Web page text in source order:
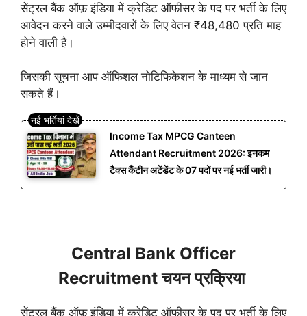
सेंट्रल बैंक ऑफ़ इंडिया में क्रेडिट ऑफीसर के पद पर भर्ती के लिए
आवेदन करने वाले उम्मीदवारों के लिए वेतन ₹48,480 प्रति माह
होने वाली है।
जिसकी सूचना आप ऑफिशल नोटिफिकेशन के माध्यम से जान
सकते हैं।
Income Tax MPCG Canteen
Attendant Recruitment 2026: इनकम
टैक्स कैंटीन अटेंडेंट के 07 पदों पर नई भर्ती जारी।
Central Bank Officer
Recruitment चयन प्रक्रिया
सेंट्रल बैंक ऑफ़ इंडिया में क्रेडिट ऑफीसर के पद पर भर्ती के लिए